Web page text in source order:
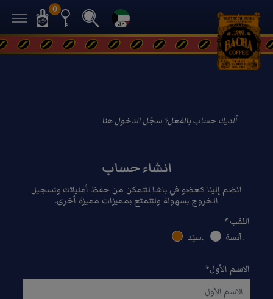
0
ألديك حساب بالفعل؟ سجّل الدخول هنا
انشاء حساب
انضم إلينا كعضو في باشا لتتمكن من حفظ أمنياتك وتسجيل
الخروج بسهولة ولتتمتع بمميزات مميزة أخرى.
اللقب*
.آنسة
.سيّد
الاسم الأول*